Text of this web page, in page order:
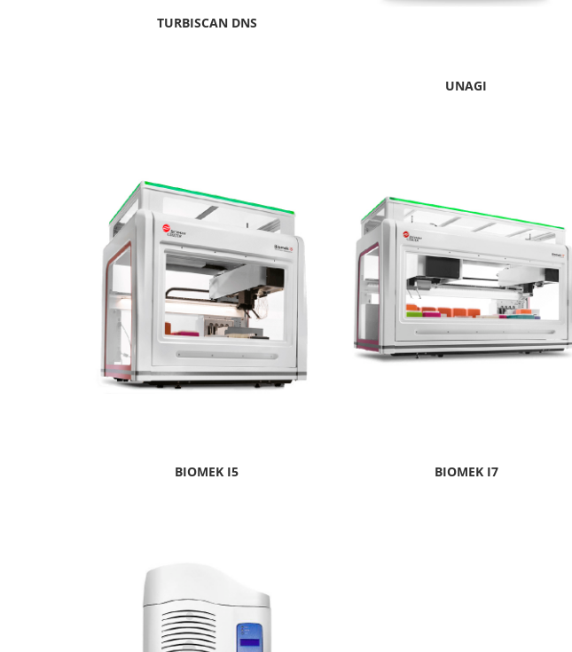
TURBISCAN DNS
UNAGI
BIOMEK I5 BIOMEK I7